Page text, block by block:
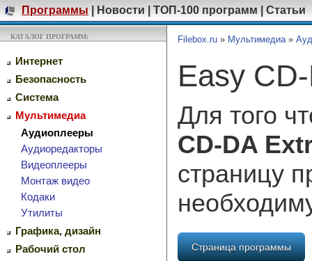
Программы Новости ТОП-100 программ Статьи
КАТАЛОГ ПРОГРАММ:
Интернет
Безопасность
Система
Мультимедиа
Аудиоплееры
Аудиоредакторы
Видеоплееры
Монтаж видео
Кодаки
Утилиты
Графика, дизайн
Рабочий стол
Filebox.ru » Мультимедиа»
Easy
Для того
CD-DA
страницу
Страница программы